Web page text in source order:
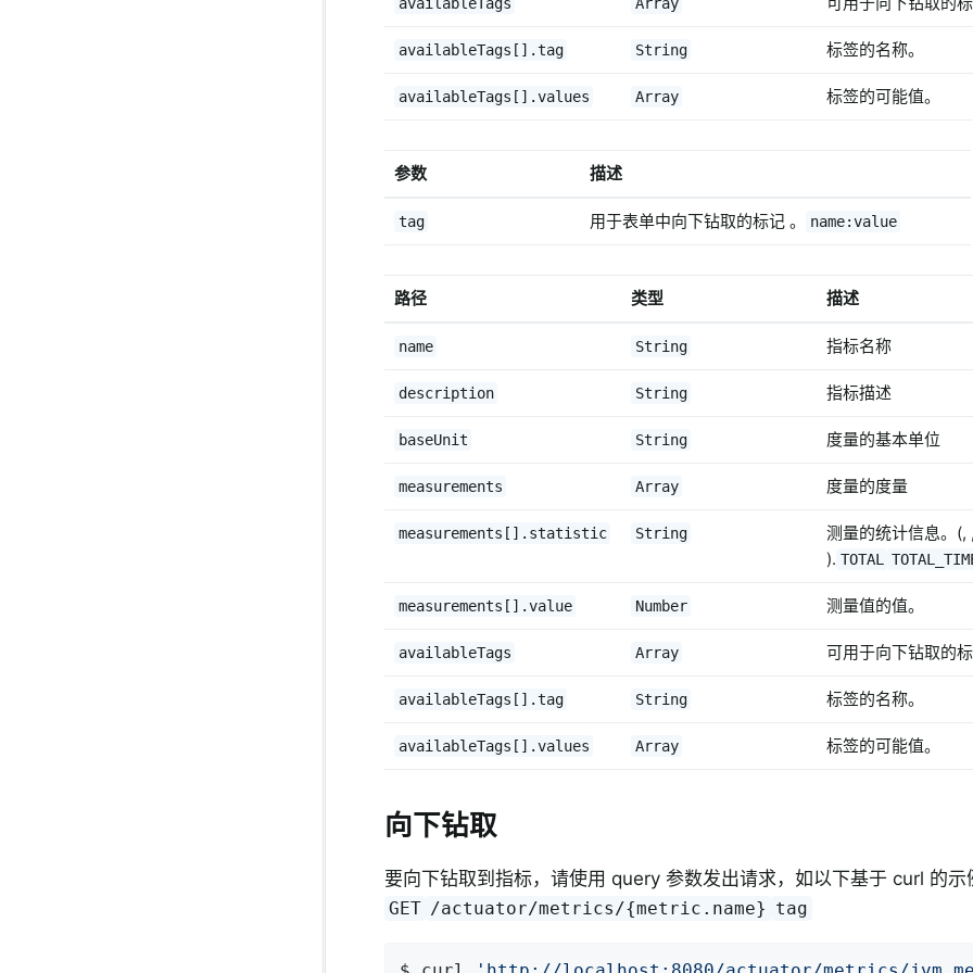
availableTags[].tag String 标签的名称。
availableTags[].values Array 标签的可能值。
参数 描述
tag 用于表单中向下钻取的标记 。 name:value
路径 类型 描述
name String 指标名称
description String 指标描述
baseUnit String 度量的基本单位
measurements Array 度量的度量
measurements[].statistic String
测量的统计信息。(,
). TOTAL
measurements[].value Number 测量值的值。
availableTags Array 可用于向下钻取的
availableTags[].tag String 标签的名称。
availableTags[].values Array 标签的可能值。
向下钻取
要向下钻取到指标，请使用 query 参数发出请求，如以下基于 curl 的示
GET /actuator/metrics/{metric.name} tag